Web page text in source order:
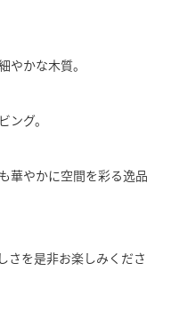
やかな木質。
グ。
華やかに空間を彩る逸品
さを是非お楽しみくださ